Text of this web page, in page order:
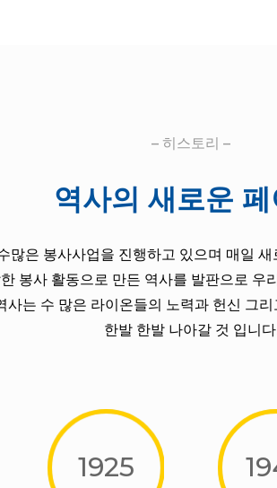
– 히스토리 –
역사의 새로운 페
많은 봉사사업을 진행하고 있으며 매일
봉사 활동으로 만든 역사를 발판으로 우
사는 수 많은 라이온들의 노력과 헌신 그
한발 한발 나아갈 것 입니다.
1925